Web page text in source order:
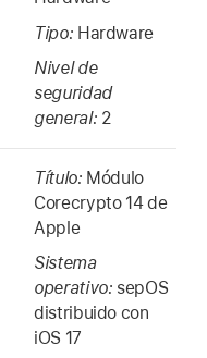
Tipo: Hardware
Nivel de
seguridad
general: 2
Título: Módulo
Corecrypto 14 de
Apple
Sistema
operativo: sepOS
distribuido con
iOS 17